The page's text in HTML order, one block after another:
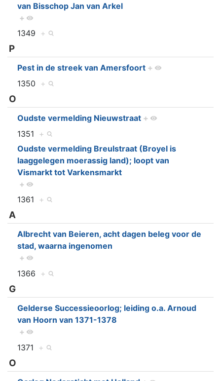
van Bisschop Jan van Arkel
+
1349 +
P
Pest in de streek van Amersfoort +
1350 +
O
Oudste vermelding Nieuwstraat +
1351 +
Oudste vermelding Breulstraat (Broyel is
laaggelegen moerassig land); loopt van
Vismarkt tot Varkensmarkt
+
1361 +
A
Albrecht van Beieren, acht dagen beleg voor de
stad, waarna ingenomen
+
1366 +
G
Gelderse Successieoorlog; leiding o.a. Arnoud
van Hoorn van 1371-1378
+
1371 +
O